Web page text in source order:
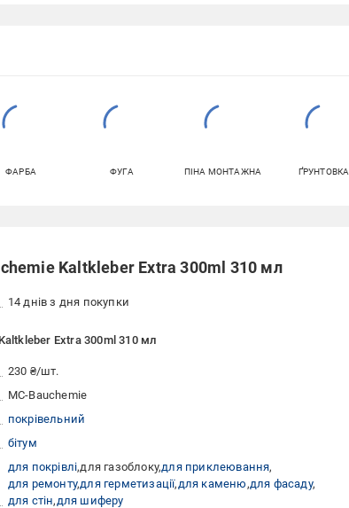
ФАРБА ФУГА ПІНА МОНТАЖНА ҐРУНТОВКА
Kaltkleber Extra 300ml 310 мл
14 днів з дня покупки
Extra 300ml 310 мл
230 ₴/шт.
MC-Bauchemie
покрівельний
бітум
для покрівлі для газоблоку для приклеювання
для ремонту для герметизації для каменю для фасаду
для стін для шиферу